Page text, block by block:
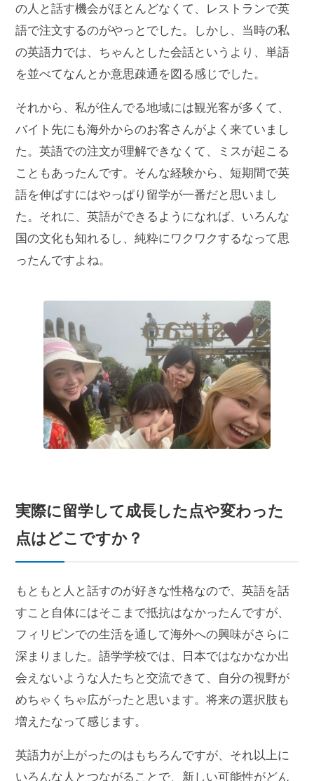
の人と話す機会がほとんどなくて、レストランで英
語で注文するのがやっとでした。しかし、当時の私
の英語力では、ちゃんとした会話というより、単語
を並べてなんとか意思疎通を図る感じでした。
それから、私が住んでる地域には観光客が多くて、
バイト先にも海外からのお客さんがよく来ていまし
た。英語での注文が理解できなくて、ミスが起こる
こともあったんです。そんな経験から、短期間で英
語を伸ばすにはやっぱり留学が一番だと思いまし
た。それに、英語ができるようになれば、いろんな
国の文化も知れるし、純粋にワクワクするなって思
ったんですよね。
実際に留学して成長した点や変わった
点はどこですか？
もともと人と話すのが好きな性格なので、英語を話
すこと自体にはそこまで抵抗はなかったんですが、
フィリピンでの生活を通して海外への興味がさらに
深まりました。語学学校では、日本ではなかなか出
会えないような人たちと交流できて、自分の視野が
めちゃくちゃ広がったと思います。将来の選択肢も
増えたなって感じます。
英語力が上がったのはもちろんですが、それ以上に
いろんな人とつながることで、新しい可能性がどん